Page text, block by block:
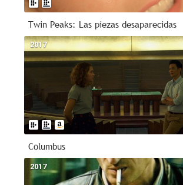
Twin Peaks: Las piezas desaparecidas
2017
Columbus
2017